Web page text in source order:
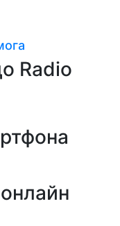
Radio